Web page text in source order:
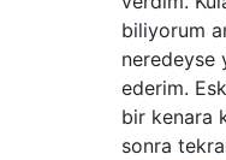
biliyorum
neredeyse
ederim.
bir kenara
sonra